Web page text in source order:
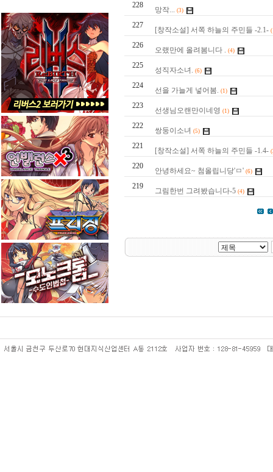
228
망작... (3)
227
[창작소설] 서쪽 하늘의 주민들 -2.1-
226
오랬만에 올려봄니다 . (4)
225
성직자소녀. (6)
224
선을 가늘게 넣어봄. (1)
223
선생님오랜만이네영 (1)
222
쌍둥이소녀 (5)
221
[창작소설] 서쪽 하늘의 주민들 -1.4-
220
안녕하세요~ 첨올립니당'ㅁ' (6)
219
그림한번 그려봤습니다-5 (4)